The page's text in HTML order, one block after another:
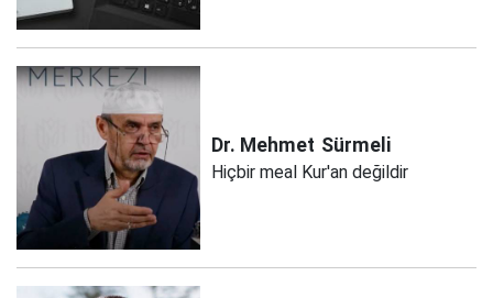
Dr. Mehmet Sürmeli
Hiçbir meal Kur'an değildir